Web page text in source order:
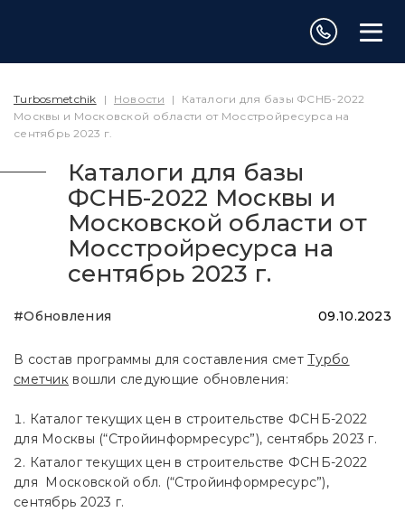
Turbosmetchik | Новости |
Каталоги для базы ФСНБ-2022
Москвы и Московской области от Мосстройресурса на
сентябрь 2023 г.
Каталоги для базы
ФСНБ-2022 Москвы и
Московской области от
Мосстройресурса на
сентябрь 2023 г.
#Обновления 09.10.2023
В состав программы для составления сметТурбо
сметчиквошли следующие обновления:
Каталог текущих цен в строительстве ФСНБ-2022
для Москвы (“Стройинформресурс”), сентябрь 2023 г.
Каталог текущих цен в строительстве ФСНБ-2022
для Московской обл. (“Стройинформресурс”),
сентябрь 2023 г.